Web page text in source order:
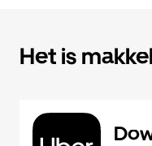
Het is